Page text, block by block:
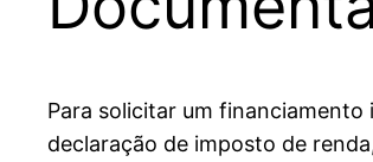
Para solicitar um
declaração de imposto de